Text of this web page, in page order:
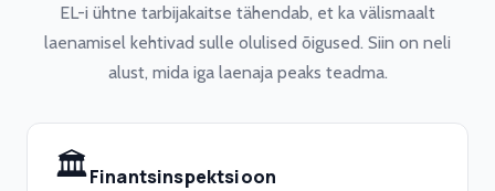
EL-i ühtne tarbijakaitse tähendab, et ka välismaalt
laenamisel kehtivad sulle olulised õigused. Siin on neli
alust, mida iga laenaja peaks teadma.
🏛️Finantsinspektsioon